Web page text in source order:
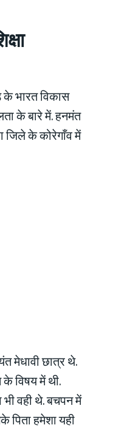
भारत विकास
के बारे में. हनमंत
जिले के कोरेगाँव में
मेधावी छात्र थे.
विषय में थी.
वही थे. बचपन में
हमेशा यही